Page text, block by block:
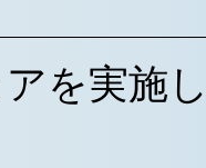
を実施